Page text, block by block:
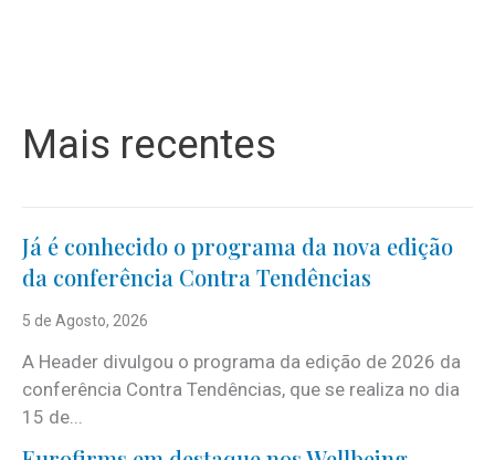
Mais recentes
Já é conhecido o programa da nova edição
da conferência Contra Tendências
5 de Agosto, 2026
A Header divulgou o programa da edição de 2026 da
conferência Contra Tendências, que se realiza no dia
15 de...